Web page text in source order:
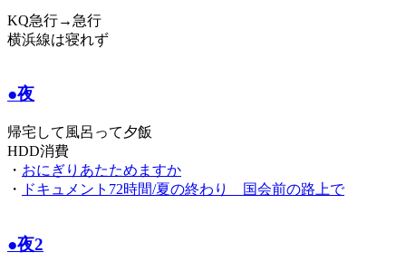
KQ急行→急行
横浜線は寝れず
●夜
帰宅して風呂って夕飯
HDD消費
・ おにぎりあたためますか
・
ドキュメント72時間/夏の終わり 国会前の路上で
●夜2